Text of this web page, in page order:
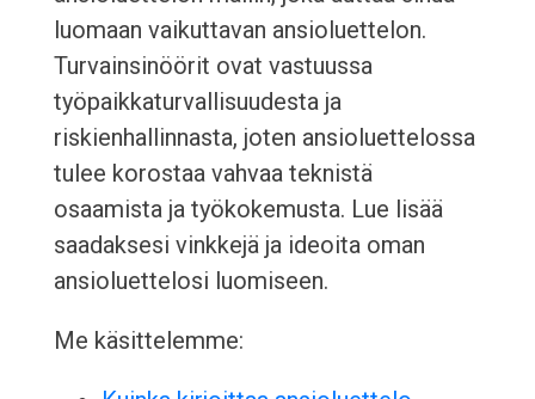
luomaan vaikuttavan ansioluettelon.
Turvainsinöörit ovat vastuussa
työpaikkaturvallisuudesta ja
riskienhallinnasta, joten ansioluettelossa
tulee korostaa vahvaa teknistä
osaamista ja työkokemusta. Lue lisää
saadaksesi vinkkejä ja ideoita oman
ansioluettelosi luomiseen.
Me käsittelemme: